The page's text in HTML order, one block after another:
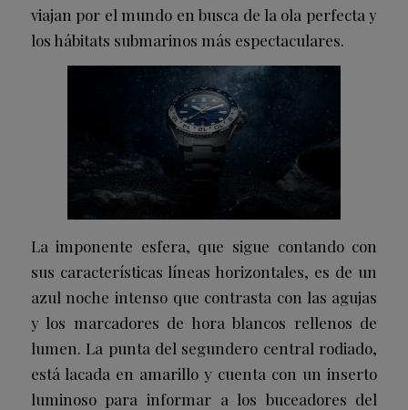
viajan por el mundo en busca de la ola perfecta y
los hábitats submarinos más espectaculares.
La imponente esfera, que sigue contando con
sus características líneas horizontales, es de un
azul noche intenso que contrasta con las agujas
y los marcadores de hora blancos rellenos de
lumen. La punta del segundero central rodiado,
está lacada en amarillo y cuenta con un inserto
luminoso para informar a los buceadores del